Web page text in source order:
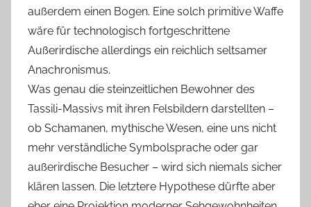
außerdem einen Bogen. Eine solch primitive Waffe
wäre für technologisch fortgeschrittene
Außerirdische allerdings ein reichlich seltsamer
Anachronismus.
Was genau die steinzeitlichen Bewohner des
Tassili-Massivs mit ihren Felsbildern darstellten –
ob Schamanen, mythische Wesen, eine uns nicht
mehr verständliche Symbolsprache oder gar
außerirdische Besucher – wird sich niemals sicher
klären lassen. Die letztere Hypothese dürfte aber